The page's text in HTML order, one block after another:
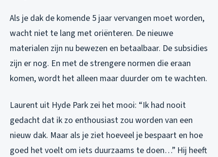
Als je dak de komende 5 jaar vervangen moet worden,
wacht niet te lang met oriënteren. De nieuwe
materialen zijn nu bewezen en betaalbaar. De subsidies
zijn er nog. En met de strengere normen die eraan
komen, wordt het alleen maar duurder om te wachten.
Laurent uit Hyde Park zei het mooi: “Ik had nooit
gedacht dat ik zo enthousiast zou worden van een
nieuw dak. Maar als je ziet hoeveel je bespaart en hoe
goed het voelt om iets duurzaams te doen…” Hij heeft